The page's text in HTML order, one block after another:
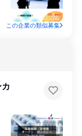
この企業の類似募集